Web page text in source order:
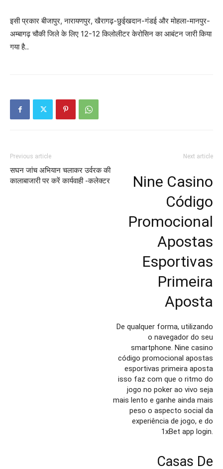
इसी प्रकार बीजापुर, नारायणपुर, खैरागढ़-छुईखदान-गंडई और मोहला-मानपुर-
अम्बागढ़ चौकी जिले के लिए 12-12 किलोलीटर केरोसिन का आबंटन जारी किया
गया है..
Previous article
सघन जांच अभियान चलाकर उर्वरक की
कालाबाजारी पर करें कार्यवाही -कलेक्टर
Next article
Nine Casino
Código
Promocional
Apostas
Esportivas
Primeira
Aposta
De qualquer forma, utilizando
o navegador do seu
smartphone. Nine casino
código promocional apostas
esportivas primeira aposta
isso faz com que o ritmo do
jogo no poker ao vivo seja
mais lento e ganhe ainda mais
peso o aspecto social da
experiência de jogo, e do
1xBet app login.
Casas De